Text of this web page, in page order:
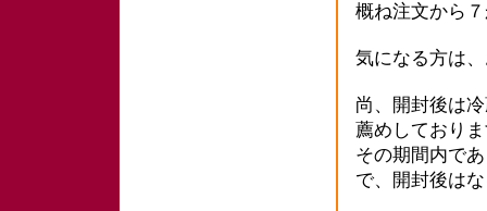
概ね注文から
気になる方は
尚、開封後は
薦めしており
その期間内で
で、開封後は